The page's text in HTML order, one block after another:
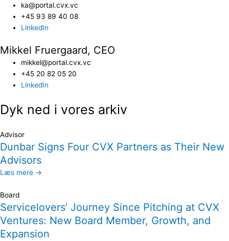
ka@portal.cvx.vc​
+45 93 89 40 08
LinkedIn
Mikkel Fruergaard, CEO
mikkel@portal.cvx.vc
+45 20 82 05 20
LinkedIn
Dyk ned i vores arkiv
Advisor
Dunbar Signs Four CVX Partners as Their New
Advisors
Læs mere →
Board
Servicelovers’ Journey Since Pitching at CVX
Ventures: New Board Member, Growth, and
Expansion